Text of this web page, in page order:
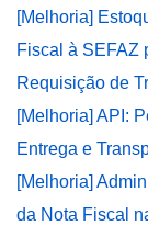
[Melhoria]
Fiscal à SEFAZ
Requisição de
[Melhoria] API:
Entrega e
[Melhoria]
da Nota Fiscal